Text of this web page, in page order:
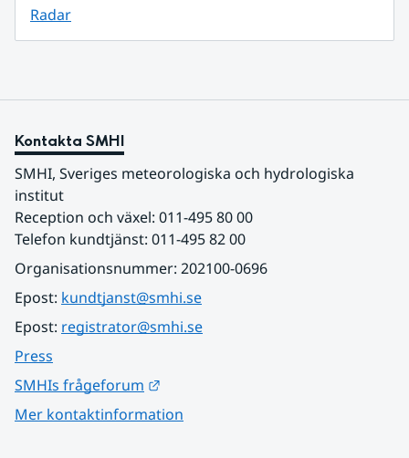
Radar
Kontakta SMHI
SMHI, Sveriges meteorologiska och hydrologiska
institut
Reception och växel: 011-495 80 00
Telefon kundtjänst: 011-495 82 00
Organisationsnummer: 202100-0696
Epost: kundtjanst@smhi.se
Epost: registrator@smhi.se
Press
SMHIs frågeforum
Mer kontaktinformation